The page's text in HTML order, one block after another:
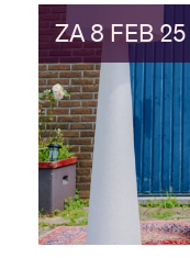
ZA 8 FEB 25